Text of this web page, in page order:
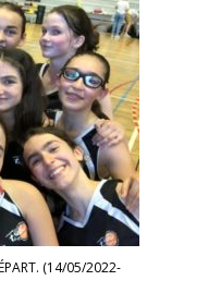
(14/05/2022-